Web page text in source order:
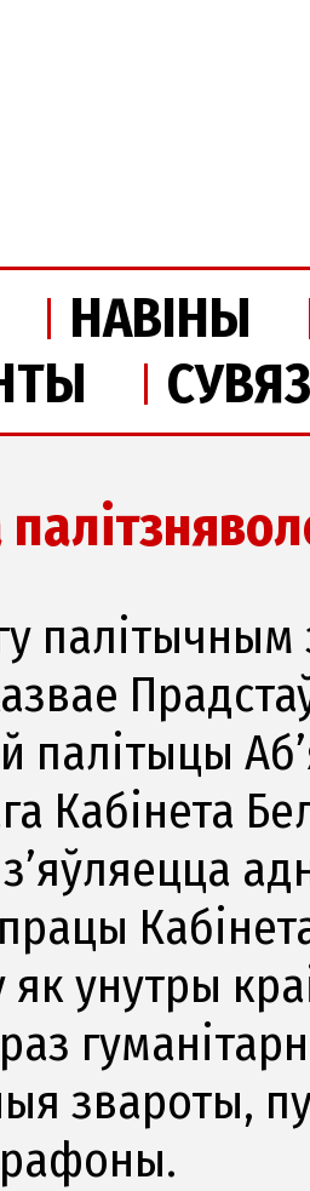
НАВІНЫ
палітычным
палітыцы
Кабінета
унутры
звароты,